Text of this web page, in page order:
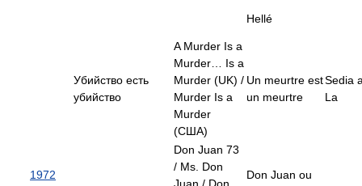
1972
Hellé
Убийство есть
убийство
A Murder Is a
Murder… Is a
Murder (UK) /
Murder Is a
Murder
(США)
Un meurtre est
un meurtre
Sedia
La
Don Juan 73
/ Ms. Don
Don Juan ou